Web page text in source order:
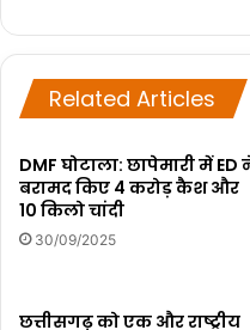
Related Articles
DMF घोटाला: छापेमारी में ED
बरामद किए 4 करोड़ कैश और
10 किलो चांदी
30/09/2025
छत्तीसगढ़ को एक और राष्ट्रीय